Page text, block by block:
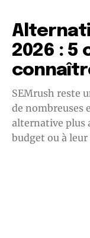
2026 : 5
SEMrush reste
de nombreuses
alternative plus
budget ou à